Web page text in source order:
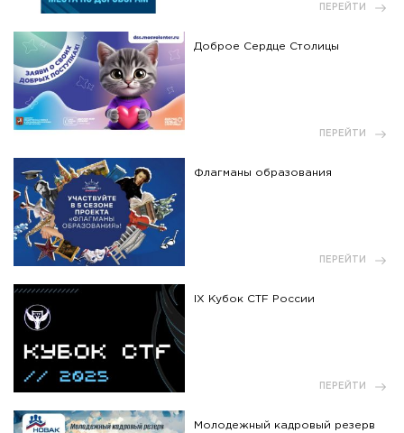
ПЕРЕЙТИ
Доброе Сердце Столицы
ПЕРЕЙТИ
Флагманы образования
ПЕРЕЙТИ
IX Кубок CTF России
ПЕРЕЙТИ
Молодежный кадровый резерв